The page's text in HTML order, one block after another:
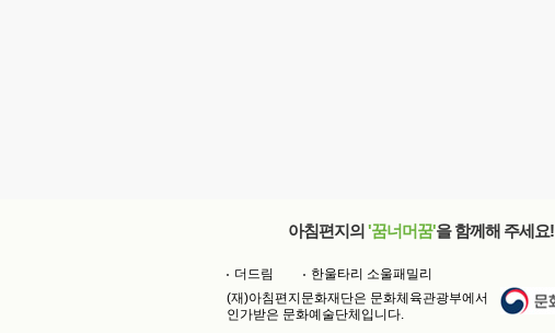
아침편지의 '꿈너머꿈'을 함께해 주세요!
더드림
한울타리 소울패밀리
(재)아침편지문화재단은 문화체육관광부에서
인가받은 문화예술단체입니다.